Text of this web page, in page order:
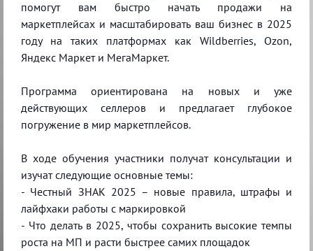
помогут вам быстро начать продажи на
маркетплейсах и масштабировать ваш бизнес в 2025
году на таких платформах как Wildberries, Ozon,
Яндекс Маркет и МегаМаркет.
Программа ориентирована на новых и уже
действующих селлеров и предлагает глубокое
погружение в мир маркетплейсов.
В ходе обучения участники получат консультации и
изучат следующие основные темы:
- Честный ЗНАК 2025 – новые правила, штрафы и
лайфхаки работы с маркировкой
- Что делать в 2025, чтобы сохранить высокие темпы
роста на МП и расти быстрее самих площадок